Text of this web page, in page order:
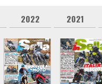
2022 2021